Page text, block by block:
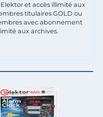
et accès illimité aux
titulaires GOLD ou
avec abonnement
aux archives.